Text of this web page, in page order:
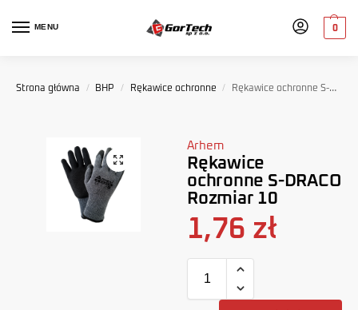
MENU 0
Strona główna / BHP / Rękawice ochronne / Rękawice ochronne S-DRACO Rozmiar 10
Arhem
Rękawice
ochronne S-DRACO
Rozmiar 10
1,76 zł